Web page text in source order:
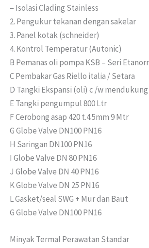
– Isolasi Clading Stainless
2. Pengukur tekanan dengan sakelar
3. Panel kotak (schneider)
4. Kontrol Temperatur (Autonic)
B Pemanas oli pompa KSB – Seri
C Pembakar Gas Riello italia / Setara
D Tangki Ekspansi (oli) c /w
E Tangki pengumpul 800 Ltr
F Cerobong asap 420 t.4.5mm 9 Mtr
G Globe Valve DN100 PN16
H Saringan DN100 PN16
I Globe Valve DN 80 PN16
J Globe Valve DN 40 PN16
K Globe Valve DN 25 PN16
L Gasket/seal SWG + Mur dan Baut
G Globe Valve DN100 PN16
Minyak Termal Perawatan Standar